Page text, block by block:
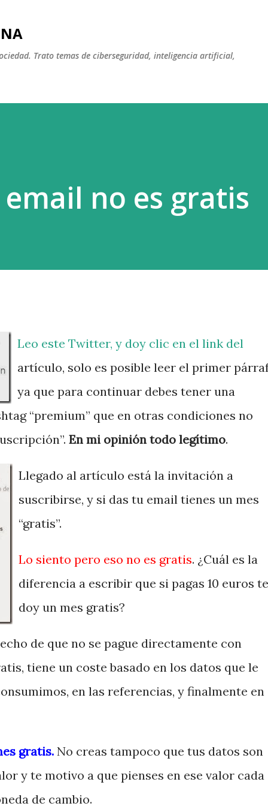
Trato temas de ciberseguridad, inteligencia artificial,
no es gratis
Leo este Twitter, y doy clic en el link del
artículo, solo es posible leer el primer
ya que para continuar debes tener una
“premium” que en otras condiciones no
En mi opinión todo legítimo.
Llegado al artículo está la invitación a
suscribirse, y si das tu email tienes un mes
“gratis”.
Lo siento pero eso no es gratis. ¿Cuál es la
diferencia a escribir que si pagas 10 euros te
doy un mes gratis?
de que no se pague directamente con
tiene un coste basado en los datos que le
en las referencias, y finalmente en
gratis. No creas tampoco que tus datos son
y te motivo a que pienses en ese valor cada
de cambio.